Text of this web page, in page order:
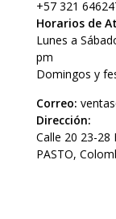
+57 321
Horarios de
Lunes a
pm
Domingos y
Correo:
Dirección:
Calle 20 23-
PASTO,